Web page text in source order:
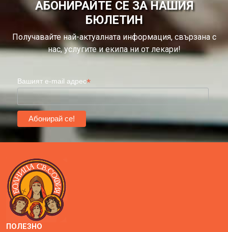
АБОНИРАЙТЕ СЕ ЗА НАШИЯ
БЮЛЕТИН
Получавайте най-актуалната информация, свързана с
нас, услугите и екипа ни от лекари!
Вашият e-mail адрес*
ПОЛЕЗНО